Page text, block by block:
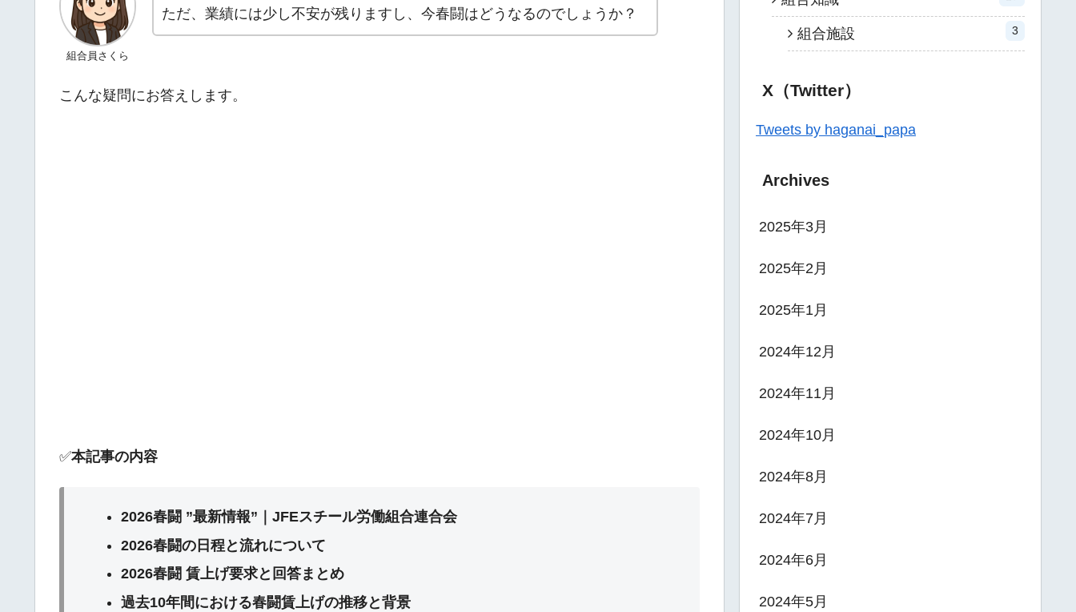
組合員さくら
ただ、業績には少し不安が残りますし、今春闘はどうなるのでしょうか？
こんな疑問にお答えします。
✅本記事の内容
2026春闘 ”最新情報”｜JFEスチール労働組合連合会
2026春闘の日程と流れについて
2026春闘 賃上げ要求と回答まとめ
過去10年間における春闘賃上げの推移と背景
組合施設 3
X（Twitter）
Tweets by haganai_papa
Archives
2025年3月
2025年2月
2025年1月
2024年12月
2024年11月
2024年10月
2024年8月
2024年7月
2024年6月
2024年5月